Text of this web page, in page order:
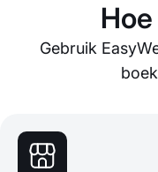
Gebruik